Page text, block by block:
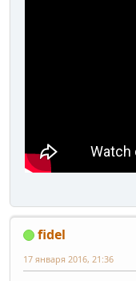
fidel
17 января 2016, 21:36